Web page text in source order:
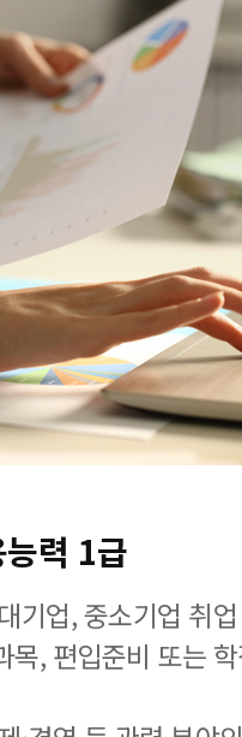
력 1급
기업, 중소기업 취
목, 편입준비 또는